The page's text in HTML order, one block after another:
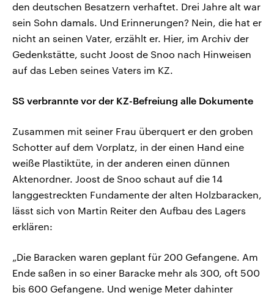
den deutschen Besatzern verhaftet. Drei Jahre alt war
sein Sohn damals. Und Erinnerungen? Nein, die hat er
nicht an seinen Vater, erzählt er. Hier, im Archiv der
Gedenkstätte, sucht Joost de Snoo nach Hinweisen
auf das Leben seines Vaters im KZ.
SS verbrannte vor der KZ-Befreiung alle Dokumente
Zusammen mit seiner Frau überquert er den groben
Schotter auf dem Vorplatz, in der einen Hand eine
weiße Plastiktüte, in der anderen einen dünnen
Aktenordner. Joost de Snoo schaut auf die 14
langgestreckten Fundamente der alten Holzbaracken,
lässt sich von Martin Reiter den Aufbau des Lagers
erklären:
„Die Baracken waren geplant für 200 Gefangene. Am
Ende saßen in so einer Baracke mehr als 300, oft 500
bis 600 Gefangene. Und wenige Meter dahinter